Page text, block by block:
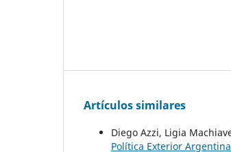
Artículos similares
Diego Azzi, Ligia
Política Exterior